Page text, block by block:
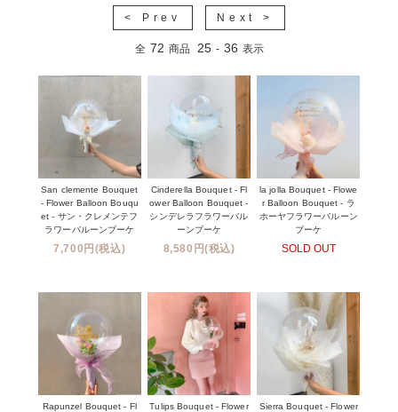
< Prev Next >
全 72 商品 25 - 36 表示
San clemente Bouquet
- Flower Balloon Bouqu
et - サン・クレメンテフ
ラワーバルーンブーケ
7,700円(税込)
Cinderella Bouquet - Fl
ower Balloon Bouquet -
シンデレラフラワーバル
ーンブーケ
8,580円(税込)
la jolla Bouquet - Flowe
r Balloon Bouquet - ラ
ホーヤフラワーバルーン
ブーケ
SOLD OUT
Rapunzel Bouquet - Fl
Tulips Bouquet - Flower
Sierra Bouquet - Flower